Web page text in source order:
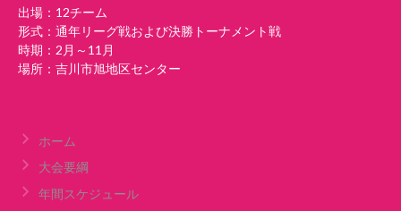
出場：12チーム
形式：通年リーグ戦および決勝トーナメント戦
時期：2月～11月
場所：吉川市旭地区センター
ホーム
大会要綱
年間スケジュール